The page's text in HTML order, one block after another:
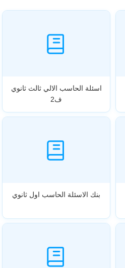
اسئلة الحاسب الالي ثالث ثانوي
ف2
بنك الاسئلة الحاسب اول ثانوي